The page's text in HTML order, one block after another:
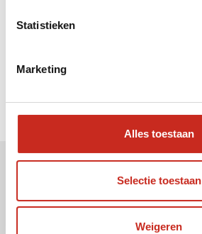
Statistieken
Marketing
Alles toestaan
Selectie toestaan
Weigeren
Uw e-mail adres: